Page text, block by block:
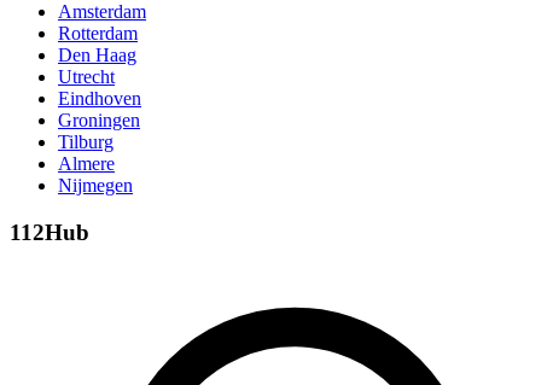
Amsterdam
Rotterdam
Den Haag
Utrecht
Eindhoven
Groningen
Tilburg
Almere
Nijmegen
112Hub